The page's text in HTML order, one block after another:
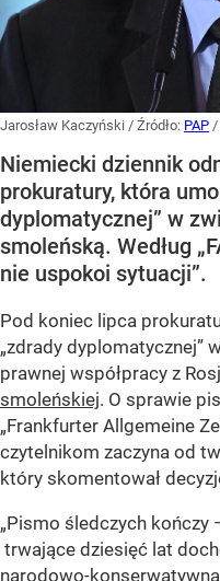
Jarosław Kaczyński / Źródło: PAP /
Niemiecki dziennik
prokuratury, która
dyplomatycznej” w
smoleńską. Według
nie uspokoi sytuacji”.
Pod koniec lipca
„zdrady dyplomatycznej”
prawnej współpracy z
smoleńskiej. O sprawie
„Frankfurter Allgemeine
czytelnikom zaczyna od
który skomentował
„Pismo śledczych kończy
trwające dziesięć lat
narodowo-